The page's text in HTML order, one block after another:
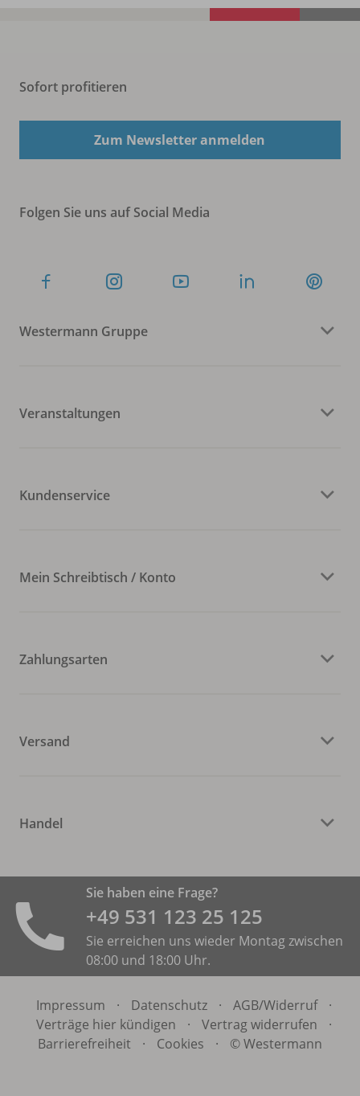
Sofort profitieren
Zum Newsletter anmelden
Folgen Sie uns auf Social Media
Westermann Gruppe
Veranstaltungen
Kundenservice
Mein Schreibtisch / Konto
Zahlungsarten
Versand
Handel
Sie haben eine Frage?
+49 531 ­123 25 125
Sie erreichen uns wieder Montag zwischen
08:00 und 18:00 Uhr.
Impressum · Datenschutz · AGB/Widerruf
·
Verträge hier kündigen
· Vertrag widerrufen
·
Barrierefreiheit
· Cookies · © Westermann